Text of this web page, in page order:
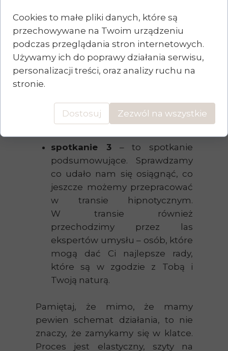
i wolności. Rozmawiamy z Twoją
podświadomością
i sprawdzamy, w którym
obszarze jest Twoja
kreatywność, co należy
wspaniałą trampoliną
kreatywności.
spotkanie 3– to spotkanie
podsumowujące. Sprawdzamy
co udało nam się osiągnąć, co
jeszcze możemy przepracować
w transie hipnotycznym.
W transie również
przechodzimy przez las
ekspertów umysłu – osób, które
mogą dać Ci najlepsze rady,
które są w zgodzie z Tobą i
Twoją naturą.
Pamiętaj, że mimo, że mamy
pewien schemat działania, to nie
znaczy, że zamykamy się w klatce.
Proces jest elastyczny, szyty na
Cookies to małe pliki danych, które są
przechowywane na Twoim urządzeniu
podczas przeglądania stron internetowych.
Używamy ich do poprawy działania serwisu,
personalizacji treści, oraz analizy ruchu na
stronie.
Dostosuj Zezwól na wszystkie